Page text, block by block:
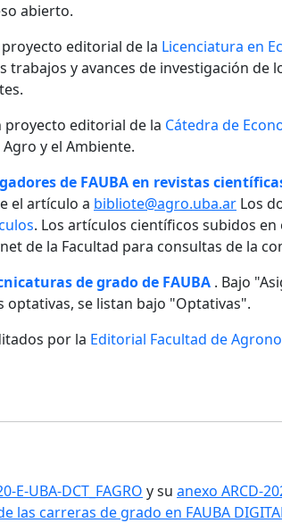
abierto.
editorial de la Licenciatura en
y avances de investigación de
proyecto editorial de la Cátedra de
y el Ambiente.
de FAUBA en revistas
el artículo a bibliote@agro.uba.ar Los
. Los artículos científicos subidos
de la Facultad para consultas de la
de grado de FAUBA . Bajo
optativas, se listan bajo "Optativas".
por la Editorial Facultad de
E-UBA-DCT_FAGRO y su anexo ARCD-
carreras de grado en FAUBA